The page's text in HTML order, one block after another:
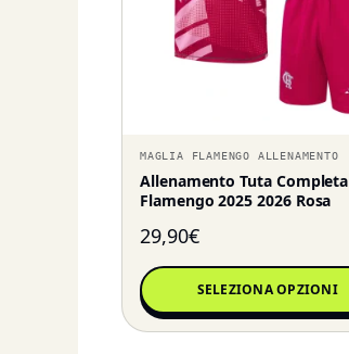
MAGLIA FLAMENGO ALLENAMENTO
Allenamento Tuta Completa
Flamengo 2025 2026 Rosa
29,90€
SELEZIONA OPZIONI